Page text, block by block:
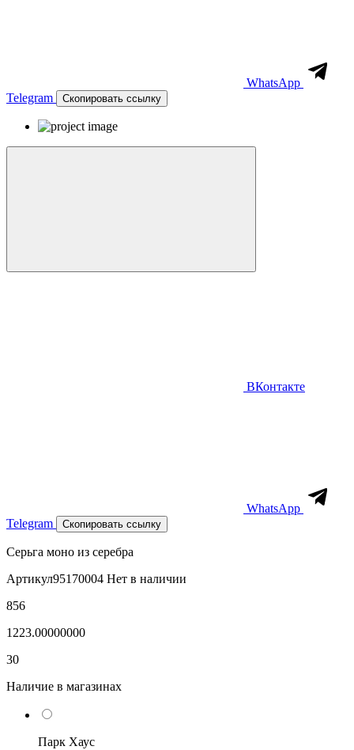
WhatsApp
Telegram
Скопировать ссылку
ВКонтакте
WhatsApp
Telegram
Скопировать ссылку
Серьга моно из серебра
Артикул95170004 Нет в наличии
856
1223.00000000
30
Наличие в магазинах
Парк Хаус